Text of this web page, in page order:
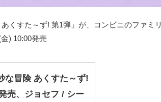
くすた～ず! 第1弾」が、コンビニのファミリ
) 10:00発売
な冒険 あくすた～ず!
売、ジョセフ / シー